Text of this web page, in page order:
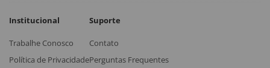
Institucional
Trabalhe Conosco
Política de Privacidade
Suporte
Contato
Perguntas Frequentes